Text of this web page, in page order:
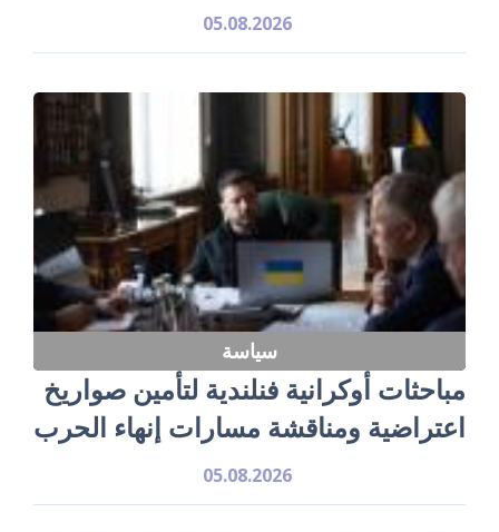
05.08.2026
سياسة
مباحثات أوكرانية فنلندية لتأمين صواريخ
اعتراضية ومناقشة مسارات إنهاء الحرب
05.08.2026